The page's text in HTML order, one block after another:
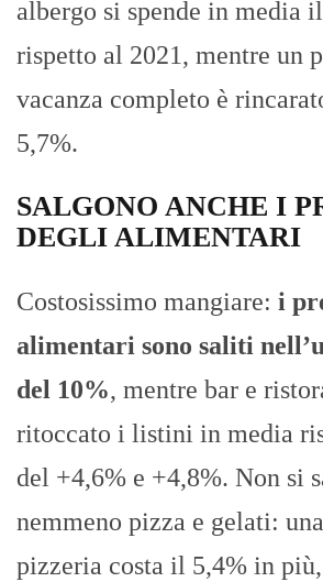
albergo si spende in media
rispetto al 2021, mentre un
vacanza completo è
5,7%.
SALGONO ANCHE I
DEGLI ALIMENTARI
Costosissimo mangiare: i
alimentari sono saliti
del 10%, mentre bar e
ritoccato i listini in media
del +4,6% e +4,8%. Non si
nemmeno pizza e gelati:
pizzeria costa il 5,4% in